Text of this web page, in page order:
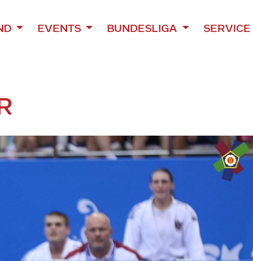
EVENTS BUNDESLIGA SERVICE